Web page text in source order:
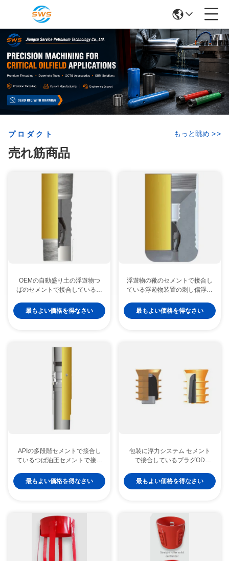
プロダクト
売れ筋商品
もっと眺め >>
OEMの自動盛り土の浮遊物つ
ばのセメントで接合している浮
最もよい価格を得なさい
浮遊物の靴のセメントで接合し
ている浮遊物装置の刺し傷浮遊
最もよい価格を得なさい
APIの多段階セメントで接合し
ているつば油圧セメントで接合
最もよい価格を得なさい
包装に浮力システム セメント
で接合しているプラグOD
トで接合していること
最もよい価格を得なさい